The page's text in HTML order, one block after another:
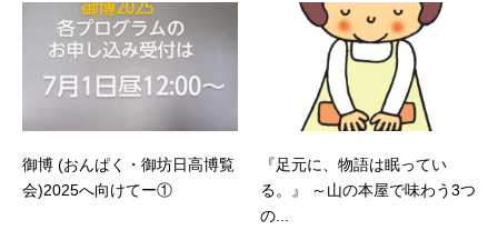
御博 (おんぱく・御坊日高博覧
会)2025へ向けてー①
『足元に、物語は眠ってい
る。』 ～山の本屋で味わう3つ
の...